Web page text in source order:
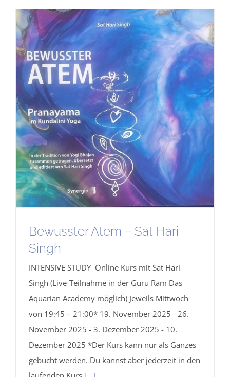
Bewusster Atem – Sat Hari
Singh
INTENSIVE STUDY Online Kurs mit Sat Hari
Singh (Live-Teilnahme in der Guru Ram Das
Aquarian Academy möglich) Jeweils Mittwoch
von 19:45 – 21:00* 19. November 2025 - 26.
November 2025 - 3. Dezember 2025 - 10.
Dezember 2025 *Der Kurs kann nur als Ganzes
gebucht werden. Du kannst aber jederzeit in den